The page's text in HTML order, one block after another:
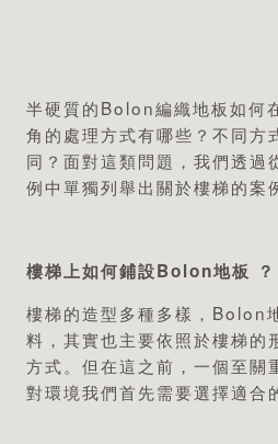
FAQ
下載中心
永續發展
環境影響
專業認證
半硬質的Bolon編織地板如何
角的處理方式有哪些？不同方
同？面對這類問題，我們透過
例中單獨列舉出關於樓梯的案
樓梯上如何鋪設Bolon地板 ？
樓梯的造型多種多樣，Bolon
料，其實也主要依照於樓梯的
方式。但在這之前，一個至
對環境我們首先需要選擇適合